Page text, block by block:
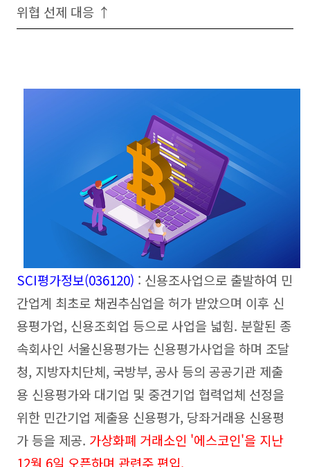
위협 선제 대응 ↑
SCI평가정보(036120) : 신용조사업으로 출발하여 민
간업계 최초로 채권추심업을 허가 받았으며 이후 신
용평가업, 신용조회업 등으로 사업을 넓힘. 분할된 종
속회사인 서울신용평가는 신용평가사업을 하며 조달
청, 지방자치단체, 국방부, 공사 등의 공공기관 제출
용 신용평가와 대기업 및 중견기업 협력업체 선정을
위한 민간기업 제출용 신용평가, 당좌거래용 신용평
가 등을 제공. 가상화폐 거래소인 '에스코인'을 지난
12월 6일 오픈하며 관련주 편입.